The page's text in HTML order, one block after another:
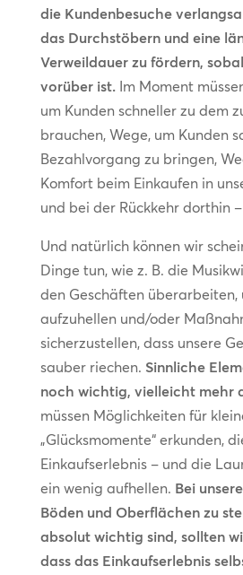
die Kundenbesuche
das Durchstöbern und eine
Verweildauer zu fördern,
vorüber ist.Im Moment
um Kunden schneller zu dem
brauchen, Wege, um Kunden
Bezahlvorgang zu bringen,
Komfort beim Einkaufen in
und bei der Rückkehr dorthin
Und natürlich können wir
Dinge tun, wie z. B. die
den Geschäften überarbeiten,
aufzuhellen und/oder
sicherzustellen, dass unsere
sauber riechen. Sinnliche
noch wichtig, vielleicht mehr
müssen Möglichkeiten für
„Glücksmomente“ erkunden,
Einkaufserlebnis – und die
ein wenig aufhellen. Bei
Böden und Oberflächen zu
absolut wichtig sind, sollten
dass das Einkaufserlebnis